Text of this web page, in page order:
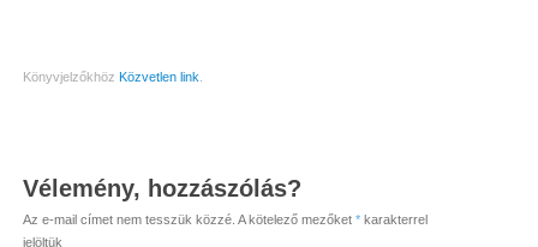
Könyvjelzőkhöz Közvetlen link
Vélemény, hozzászólás?
Az e-mail címet nem tesszük közzé. A kötelező mezőket *karakterrel
jelöltük